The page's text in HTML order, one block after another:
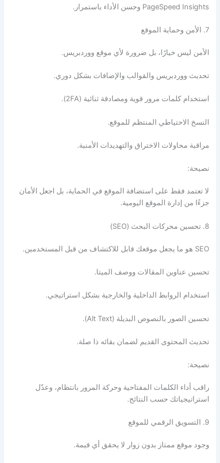
PageSpeed Insights وحسن الأداء باستمرار.
7. الأمن وحماية الموقع
الأمن ليس خيارًا، بل ضرورة لأي موقع ووردبريس.
تحديث ووردبريس والقوالب والإضافات بشكل دوري.
استخدام كلمات مرور قوية ومصادقة ثنائية (2FA).
النسخ الاحتياطي المنتظم للموقع.
مراقبة محاولات الاختراق والتهديدات الأمنية.
نصيحة:
لا تعتمد فقط على استضافة الموقع في الحماية، بل اجعل الأمان
جزءًا من إدارة الموقع اليومية.
8. تحسين محركات البحث (SEO)
SEO هو ما يجعل موقعك قابل للاكتشاف من قبل المستخدمين.
تحسين عناوين المقالات ووصف الميتا.
استخدام الروابط الداخلية والخارجية بشكل استراتيجي.
تحسين الصور بالنصوص البديلة (Alt Text).
تحديث المحتوى القديم لضمان بقائه ذا صلة.
نصيحة:
راقب أداء الكلمات المفتاحية وحركة المرور بانتظام، وعدّل
استراتيجياتك حسب النتائج.
9. التسويق الرقمي للموقع
وجود موقع ممتاز بدون زوار لا يحقق أي قيمة.